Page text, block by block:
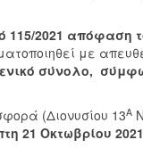
115/2021 απόφαση
με
σύνολο,
(Διονυσίου 13Α
21 Οκτωβρίου